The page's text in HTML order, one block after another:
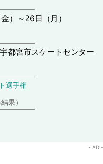
）～26日（月）
都宮市スケートセンター
選手権
果）
- AD -